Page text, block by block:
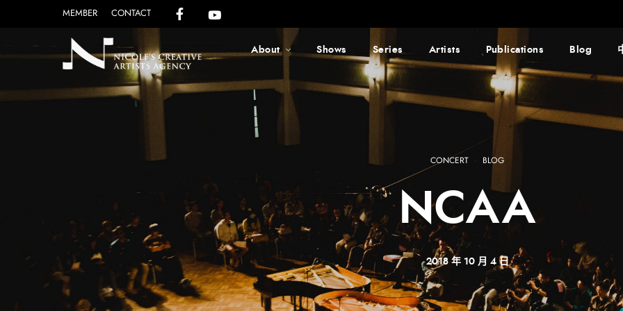
MEMBER CONTACT
About Shows Series Artists Publications Blog
CONCERT · BLOG
NCAA
2018 年 10 月 4 日